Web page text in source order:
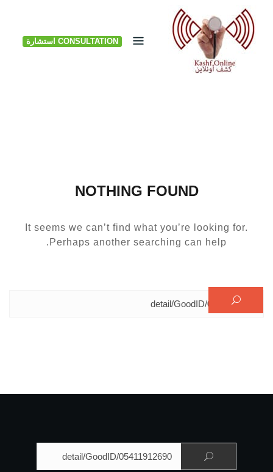
Skip
content
CONSULTATION استشارة
NOTHING FOUND
It seems we can’t find what you’re looking for.
Perhaps another searching can help.
البحث عن: